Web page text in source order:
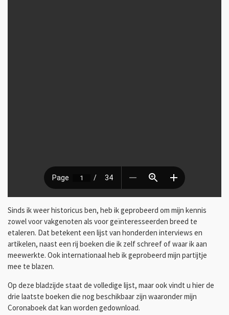
Sinds ik weer historicus ben, heb ik geprobeerd om mijn kennis
zowel voor vakgenoten als voor geïnteresseerden breed te
etaleren. Dat betekent een lijst van honderden interviews en
artikelen, naast een rij boeken die ik zelf schreef of waar ik aan
meewerkte. Ook internationaal heb ik geprobeerd mijn partijtje
mee te blazen.
Op deze bladzijde staat de volledige lijst, maar ook vindt u hier de
drie laatste boeken die nog beschikbaar zijn waaronder mijn
Coronaboek dat kan worden gedownload.